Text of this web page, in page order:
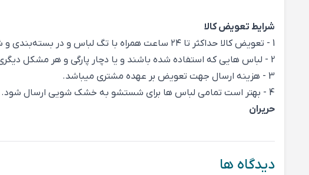
شرایط تعویض کالا
1 - تعویض کالا حداکثر تا ۲۴ ساعت همراه با تگ لباس و در بسته‌بندی و شرایط اولیه پوشیده نشده باشد (بدون بوی بدن و عطر و پارگی ) امکان پذیر میباشد.
2 - لباس هایی که استفاده شده باشند و یا دچار پارگی و هر مشکل دیگری باشند امکان تعویض ندارند.
3 - هزینه ارسال جهت تعویض بر عهده مشتری میباشد.
4 - بهتر است تمامی لباس ها برای شستشو به خشک شویی ارسال شود.
حریران
دیدگاه ها